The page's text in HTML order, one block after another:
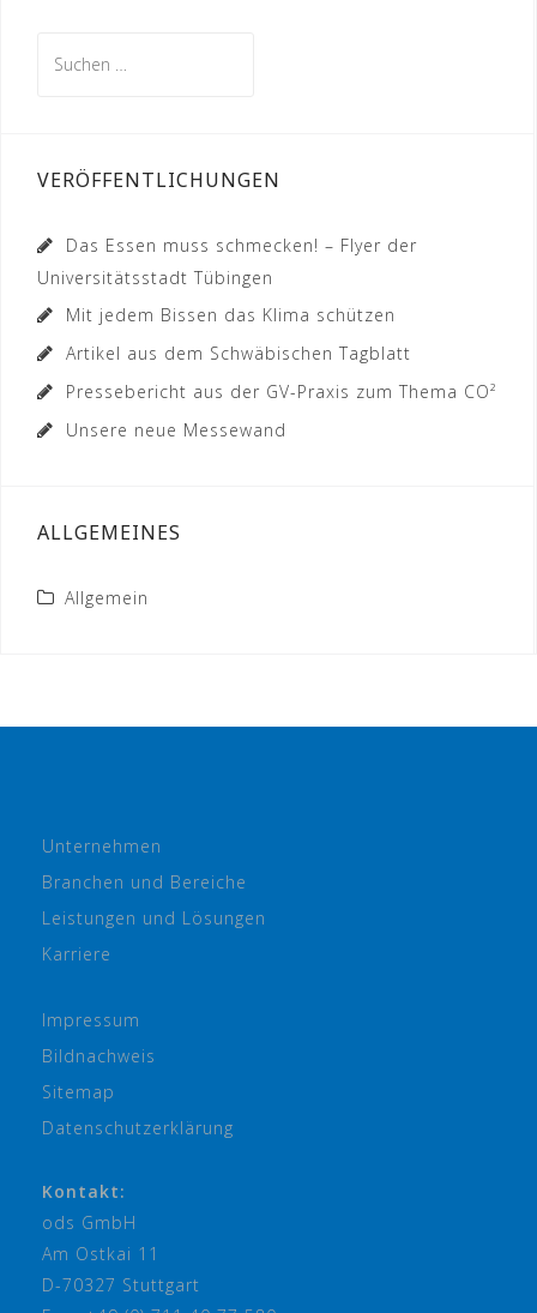
nach:
VERÖFFENTLICHUNGEN
Das Essen muss schmecken! – Flyer der
Universitätsstadt Tübingen
Mit jedem Bissen das Klima schützen
Artikel aus dem Schwäbischen Tagblatt
Pressebericht aus der GV-Praxis zum Thema CO²
Unsere neue Messewand
ALLGEMEINES
Allgemein
Unternehmen
Branchen und Bereiche
Leistungen und Lösungen
Karriere
Impressum
Bildnachweis
Sitemap
Datenschutzerklärung
Kontakt:
ods GmbH
Am Ostkai 11
D-70327 Stuttgart